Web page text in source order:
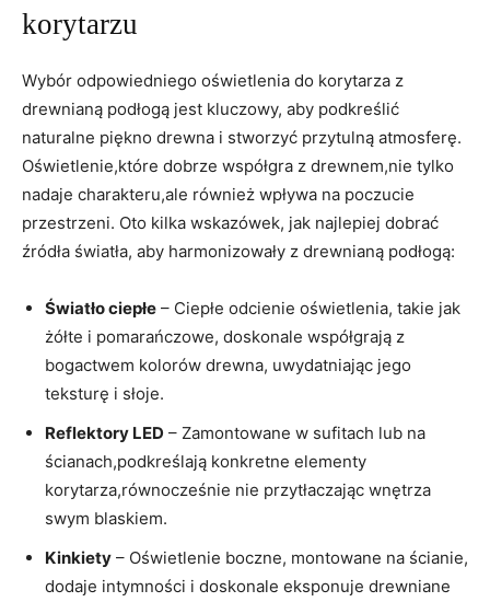
korytarzu
Wybór odpowiedniego oświetlenia do korytarza z
drewnianą​ podłogą jest kluczowy, aby podkreślić
naturalne piękno drewna i ‌stworzyć przytulną atmosferę.⁣
Oświetlenie,które‍ dobrze współgra z drewnem,nie tylko
nadaje charakteru,ale również wpływa na poczucie
przestrzeni. Oto kilka wskazówek, jak najlepiej dobrać
źródła światła, aby⁣ harmonizowały z drewnianą podłogą:
Światło ciepłe – Ciepłe odcienie oświetlenia, takie jak
żółte ⁢i pomarańczowe,⁢ doskonale współgrają z
bogactwem kolorów ‌drewna, uwydatniając jego
teksturę i słoje.
Reflektory LED – ⁣Zamontowane w sufitach lub na
ścianach,podkreślają konkretne ​elementy
korytarza,równocześnie nie przytłaczając wnętrza
swym blaskiem.
Kinkiety – Oświetlenie boczne, montowane na ścianie,
dodaje‌ intymności i doskonale eksponuje drewniane